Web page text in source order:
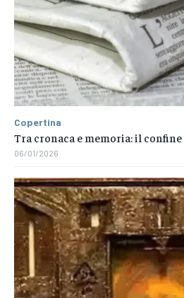
Copertina
Tra cronaca e memoria: il
06/01/2026